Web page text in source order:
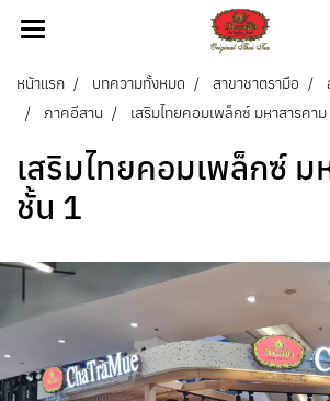
หน้าแรก บทความทั้งหมด สาขาชาตรามือ
ภาคอีสาน
เสริมไทยคอมเพล็กซ์ มหาสารคา
เสริมไทยคอมเพล็กซ์ ม
ชั้น 1